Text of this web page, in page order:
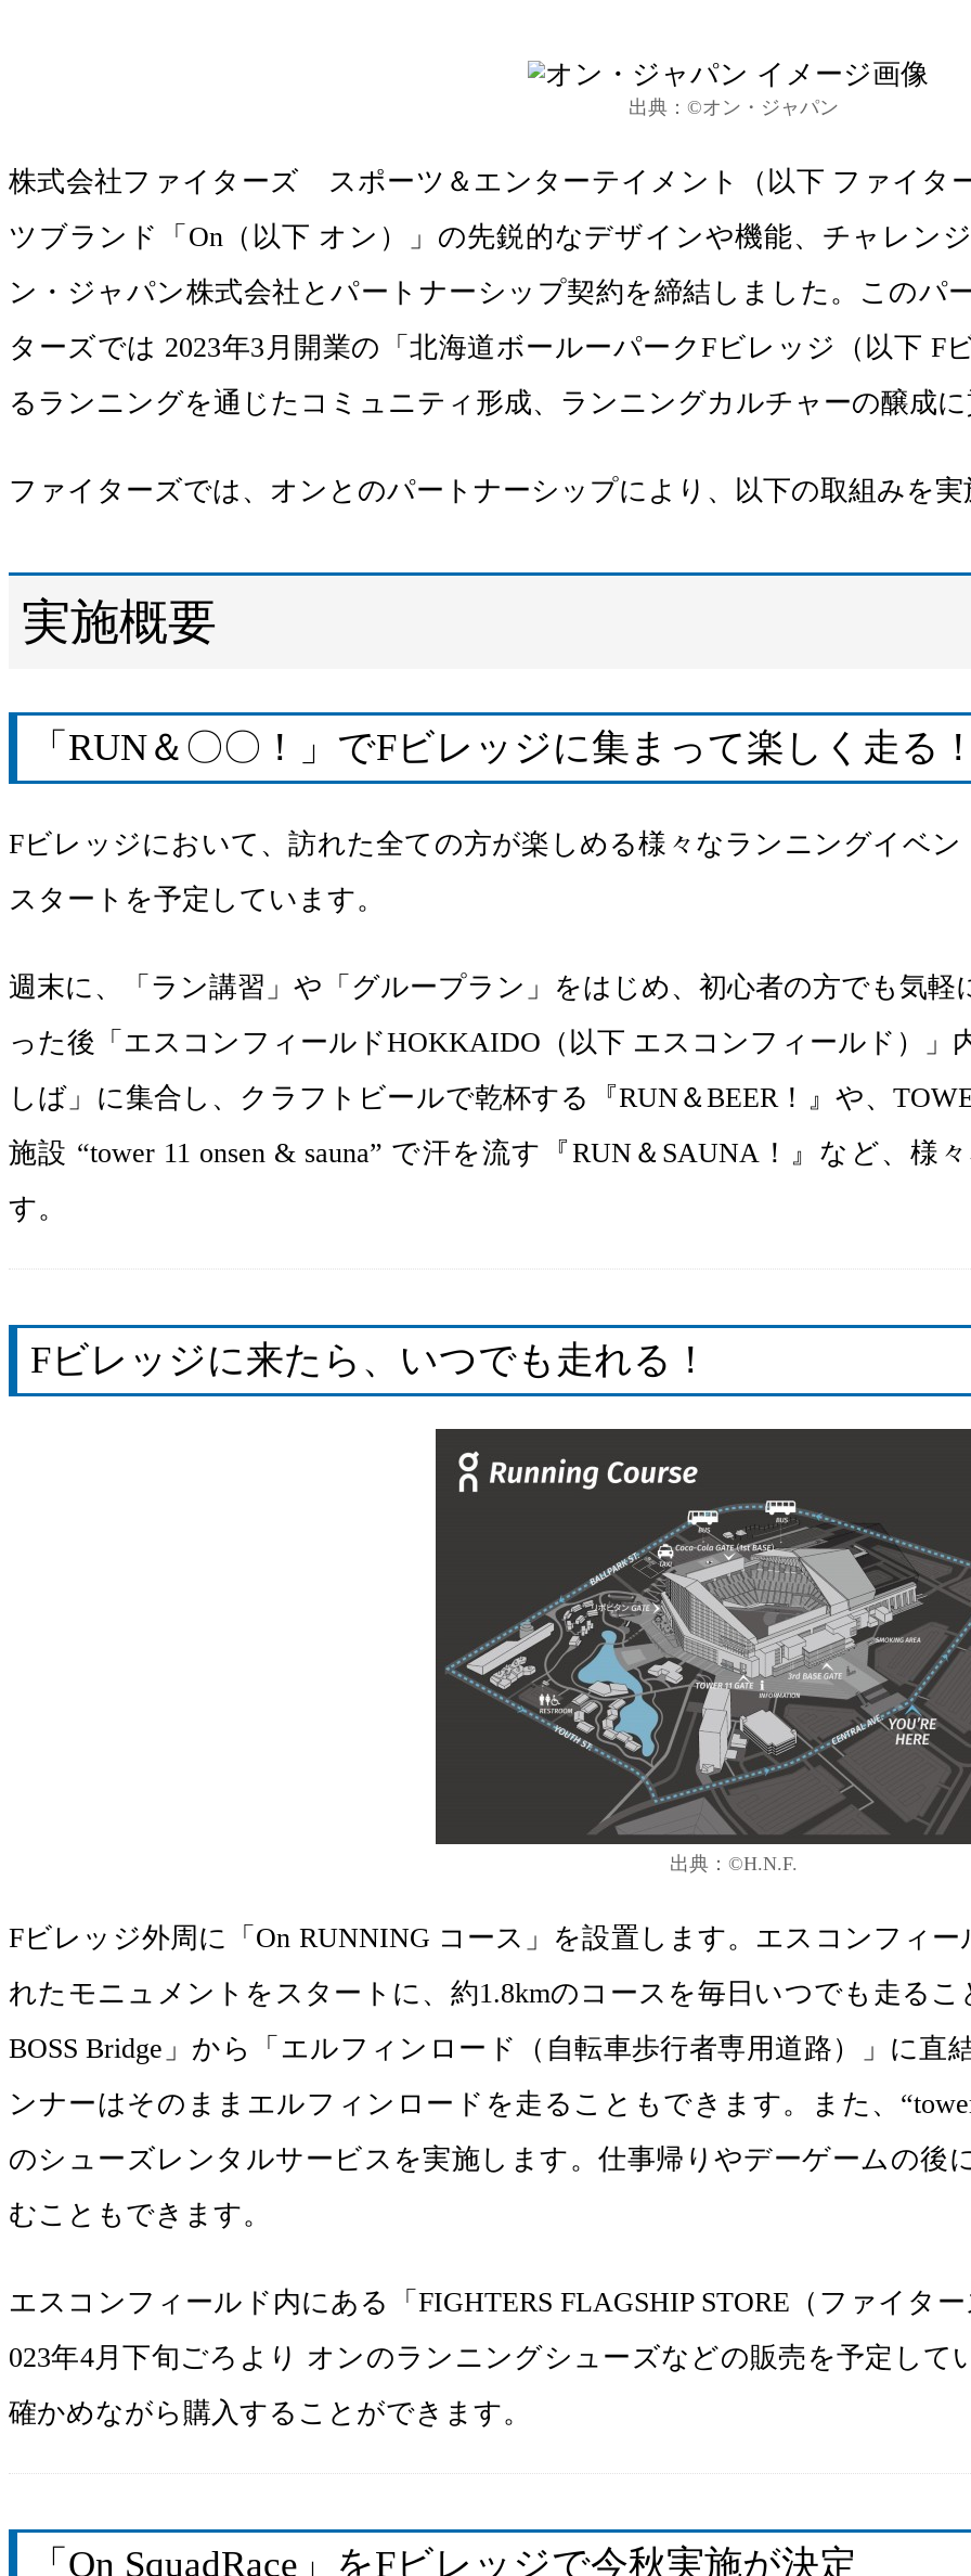
©︎オン・ジャパン
株式会社ファイターズ スポーツ＆エンターテイメント（以下 ファイタ
ツブランド「On（以下 オン）」の先鋭的なデザインや機能、チャレン
ン・ジャパン株式会社とパートナーシップ契約を締結しました。このパ
ターズでは 2023年3月開業の「北海道ボールーパークFビレッジ（以下
るランニングを通じたコミュニティ形成、ランニングカルチャーの醸成
ファイターズでは、オンとのパートナーシップにより、以下の取組みを
実施概要
「RUN＆〇〇！」でFビレッジに集まって楽しく走る
Fビレッジにおいて、訪れた全ての方が楽しめる様々なランニングイベ
スタートを予定しています。
週末に、「ラン講習」や「グループラン」をはじめ、初心者の方でも気
った後「エスコンフィールドHOKKAIDO（以下 エスコンフィールド）
しば」に集合し、クラフトビールで乾杯する『RUN＆BEER！』や、
施設 “tower 11 onsen & sauna” で汗を流す『RUN＆SAUNA！』など、
す。
Fビレッジに来たら、いつでも走れる！
©H.N.F.
Fビレッジ外周に「On RUNNING コース」を設置します。エスコンフィ
れたモニュメントをスタートに、約1.8kmのコースを毎日いつでも走る
BOSS Bridge」から「エルフィンロード（自転車歩行者専用道路）」に
ンナーはそのままエルフィンロードを走ることもできます。また、
のシューズレンタルサービスを実施します。仕事帰りやデーゲームの後
むこともできます。
エスコンフィールド内にある「FIGHTERS FLAGSHIP STORE（ファイタ
023年4月下旬ごろより オンのランニングシューズなどの販売を予定し
確かめながら購入することができます。
「On SquadRace」をFビレッジで今秋実施が決定